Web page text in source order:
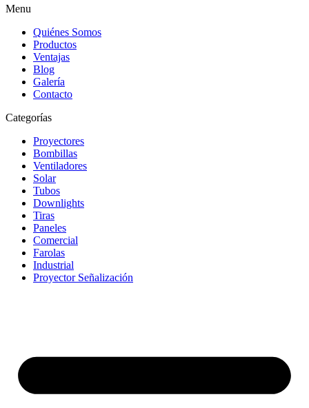
Menu
Quiénes Somos
Productos
Ventajas
Blog
Galería
Contacto
Categorías
Proyectores
Bombillas
Ventiladores
Solar
Tubos
Downlights
Tiras
Paneles
Comercial
Farolas
Industrial
Proyector Señalización